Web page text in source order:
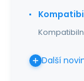
Další